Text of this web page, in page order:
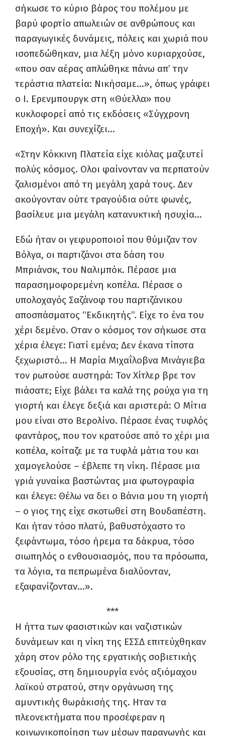
σήκωσε το κύριο βάρος του πολέμου με
βαρύ φορτίο απωλειών σε ανθρώπους και
παραγωγικές δυνάμεις, πόλεις και χωριά που
ισοπεδώθηκαν, μια λέξη μόνο κυριαρχούσε,
«που σαν αέρας απλώθηκε πάνω απ’ την
τεράστια πλατεία: Νικήσαμε…», όπως γράφει
ο Ι. Ερενμπουργκ στη «Θύελλα» που
κυκλοφορεί από τις εκδόσεις «Σύγχρονη
Εποχή». Και συνεχίζει…
«Στην Κόκκινη Πλατεία είχε κιόλας μαζευτεί
πολύς κόσμος. Ολοι φαίνονταν να περπατούν
ζαλισμένοι από τη μεγάλη χαρά τους. Δεν
ακούγονταν ούτε τραγούδια ούτε φωνές,
βασίλευε μια μεγάλη κατανυκτική ησυχία…
Εδώ ήταν οι γεφυροποιοί που θύμιζαν τον
Βόλγα, οι παρτιζάνοι στα δάση του
Μπριάνσκ, του Ναλιμπόκ. Πέρασε μια
παρασημοφορεμένη κοπέλα. Πέρασε ο
υπολοχαγός Σαζάνοφ του παρτιζάνικου
αποσπάσματος “Εκδικητής”. Είχε το ένα του
χέρι δεμένο. Οταν ο κόσμος τον σήκωσε στα
χέρια έλεγε: Γιατί εμένα; Δεν έκανα τίποτα
ξεχωριστό… Η Μαρία Μιχαΐλοβνα Μινάγιεβα
τον ρωτούσε αυστηρά: Τον Χίτλερ βρε τον
πιάσατε; Είχε βάλει τα καλά της ρούχα για τη
γιορτή και έλεγε δεξιά και αριστερά: Ο Μίτια
μου είναι στο Βερολίνο. Πέρασε ένας τυφλός
φαντάρος, που τον κρατούσε από το χέρι μια
κοπέλα, κοίταζε με τα τυφλά μάτια του και
χαμογελούσε – έβλεπε τη νίκη. Πέρασε μια
γριά γυναίκα βαστώντας μια φωτογραφία
και έλεγε: Θέλω να δει ο Βάνια μου τη γιορτή
– ο γιος της είχε σκοτωθεί στη Βουδαπέστη.
Και ήταν τόσο πλατύ, βαθυστόχαστο το
ξεφάντωμα, τόσο ήρεμα τα δάκρυα, τόσο
σιωπηλός ο ενθουσιασμός, που τα πρόσωπα,
τα λόγια, τα πεπρωμένα διαλύονταν,
εξαφανίζονταν…».
***
Η ήττα των φασιστικών και ναζιστικών
δυνάμεων και η νίκη της ΕΣΣΔ επιτεύχθηκαν
χάρη στον ρόλο της εργατικής σοβιετικής
εξουσίας, στη δημιουργία ενός αξιόμαχου
λαϊκού στρατού, στην οργάνωση της
αμυντικής θωράκισής της. Ηταν τα
πλεονεκτήματα που προσέφεραν η
κοινωνικοποίηση των μέσων παραγωγής και